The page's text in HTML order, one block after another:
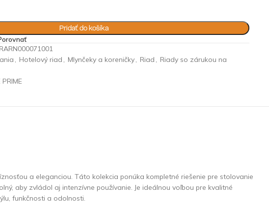
Pridať do košíka
, Hotelový riad , Mlynčeky a koreničky, Riad , Riady so zárukou na
a eleganciou. Táto kolekcia ponúka kompletné riešenie pre stolovanie
aby zvládol aj intenzívne používanie. Je ideálnou voľbou pre kvalitné
funkčnosti a odolnosti.